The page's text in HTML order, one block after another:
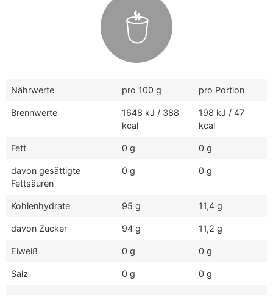
Nährwerte pro 100 g pro Portion
Brennwerte
1648 kJ / 388
kcal
198 kJ / 47
kcal
Fett 0 g 0 g
davon gesättigte
Fettsäuren
0 g 0 g
Kohlenhydrate 95 g 11,4 g
davon Zucker 94 g 11,2 g
Eiweiß 0 g 0 g
Salz 0 g 0 g